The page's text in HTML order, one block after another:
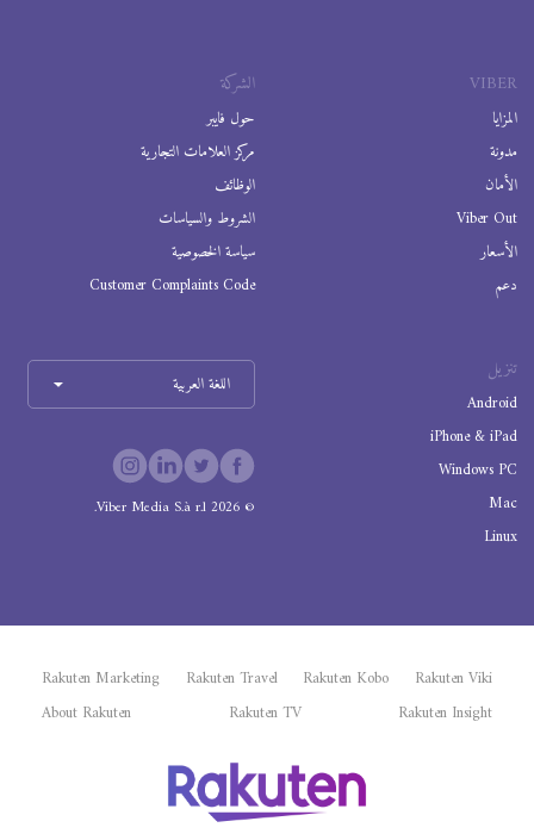
VIBER
المزايا
مدونة
الأمان
Viber Out
الأسعار
دعم
الشركة
حول فايبر
مركز العلامات التجارية
الوظائف
الشروط والسياسات
سياسة الخصوصية
Customer Complaints Code
تنزيل
Android
iPhone & iPad
Windows PC
Mac
Linux
اللغة العربية
©
2026
Viber Media S.à r.l.
Rakuten Viki
Rakuten Kobo
Rakuten Travel
Rakuten Marketing
Rakuten Insight
Rakuten TV
About Rakuten